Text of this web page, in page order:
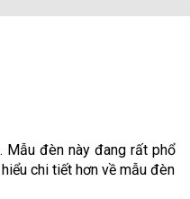
Mẫu đèn này đang rất phổ
chi tiết hơn về mẫu đèn